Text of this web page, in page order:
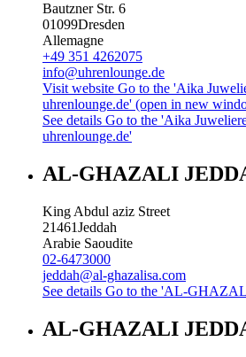
Bautzner Str. 6
01099Dresden
Allemagne
+49 351 4262075
info@uhrenlounge.de
Visit website Go to the 'Aika
uhrenlounge.de' (open in new
See details Go to the 'Aika
uhrenlounge.de'
AL-GHAZALI
King Abdul aziz Street
21461Jeddah
Arabie Saoudite
02-6473000
jeddah@al-ghazalisa.com
See details Go to the 'AL-
AL-GHAZALI